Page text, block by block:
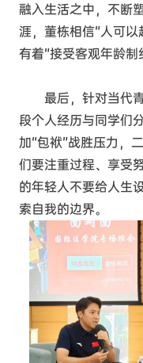
融入生活之中，不断
涯，董栋相信“人可
有着“接受客观年龄制
最后，针对当代
段个人经历与同学们
加“包袱”战胜压力，
们要注重过程、享受
的年轻人不要给人生
索自我的边界。